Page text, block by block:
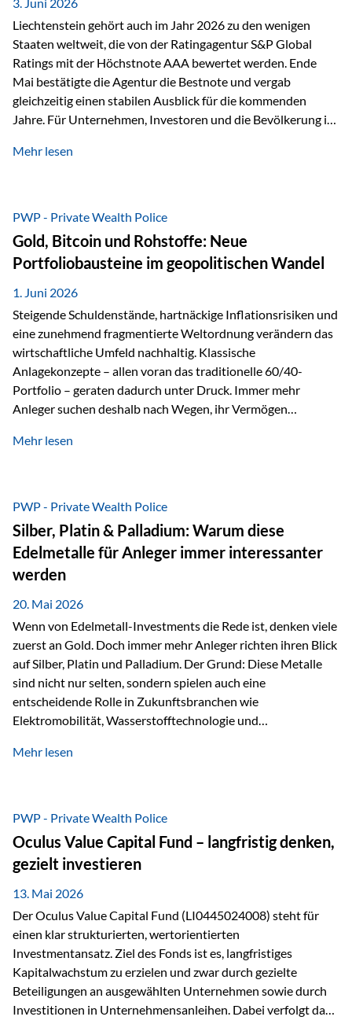
Liechtenstein gehört auch im Jahr 2026 zu den wenigen
Staaten weltweit, die von der Ratingagentur S&P Global
Ratings mit der Höchstnote AAA bewertet werden. Ende
Mai bestätigte die Agentur die Bestnote und vergab
gleichzeitig einen stabilen Ausblick für die kommenden
Jahre. Für Unternehmen, Investoren und die Bevölkerung ist
finanzielle Stabilität des Landes sowie das Vertrauen
trotz Herausforderungen Die weltwirtschaftlichen
Rahmenbedingungen bleiben anspruchsvoll. Geopolitische
Unsicherheiten, eine verhaltene Investitionstätigkeit und
eine schwächere Nachfrage in wichtigen Exportmärkten
beeinflussen auch die liechtensteinische Wirtschaft.
Dennoch sieht…
Mehr lesen
PWP - Private Wealth Police
Gold, Bitcoin und Rohstoffe: Neue
Portfoliobausteine im geopolitischen Wandel
1. Juni 2026
Steigende Schuldenstände, hartnäckige Inflationsrisiken und
eine zunehmend fragmentierte Weltordnung verändern das
wirtschaftliche Umfeld nachhaltig. Klassische
Anlagekonzepte – allen voran das traditionelle 60/40-
Portfolio – geraten dadurch unter Druck. Immer mehr
Anleger suchen deshalb nach Wegen, ihr Vermögen
Unsicherheit abzusichern. Genau hier rücken reale und
monetäre Rolle zurück Gold erlebt derzeit eine
bemerkenswerte Renaissance als monetärer Wertspeicher.
Treiber sind Rekordkäufe der Zentralbanken, geopolitische
Spannungen und ein schleichender Vertrauensverlust in
ungedeckte Papierwährungen. Wie groß dieser
Vertrauensverlust ausfällt, zeigt ein nüchterner
Mehr lesen
PWP - Private Wealth Police
Silber, Platin & Palladium: Warum diese
Edelmetalle für Anleger immer interessanter
werden
20. Mai 2026
Wenn von Edelmetall-Investments die Rede ist, denken viele
zuerst an Gold. Doch immer mehr Anleger richten ihren Blick
auf Silber, Platin und Palladium. Der Grund: Diese Metalle
sind nicht nur selten, sondern spielen auch eine
entscheidende Rolle in Zukunftsbranchen wie
Elektromobilität, Wasserstofftechnologie und
Faktoren für Investoren – begrenztes Angebot und
klassischer „Sicherheitsanker“ gilt, bieten Silber, Platin und
Palladium zusätzlich die Chance, von technologischen
Entwicklungen zu profitieren. Die Nachfrage entsteht nicht
nur durch Anleger, sondern vor allem durch die Industrie.
Gerade in…
Mehr lesen
PWP - Private Wealth Police
Oculus Value Capital Fund – langfristig denken,
gezielt investieren
13. Mai 2026
Der Oculus Value Capital Fund (LI0445024008) steht für
einen klar strukturierten, wertorientierten
Investmentansatz. Ziel des Fonds ist es, langfristiges
Kapitalwachstum zu erzielen und zwar durch gezielte
Beteiligungen an ausgewählten Unternehmen sowie durch
Investitionen in Unternehmensanleihen. Dabei verfolgt das